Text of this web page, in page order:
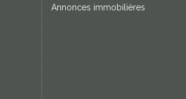
Annonces immobilières